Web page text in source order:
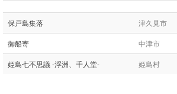
保戸島集落 津久見市
御船寄 中津市
姫島七不思議 -浮洲、千人堂- 姫島村